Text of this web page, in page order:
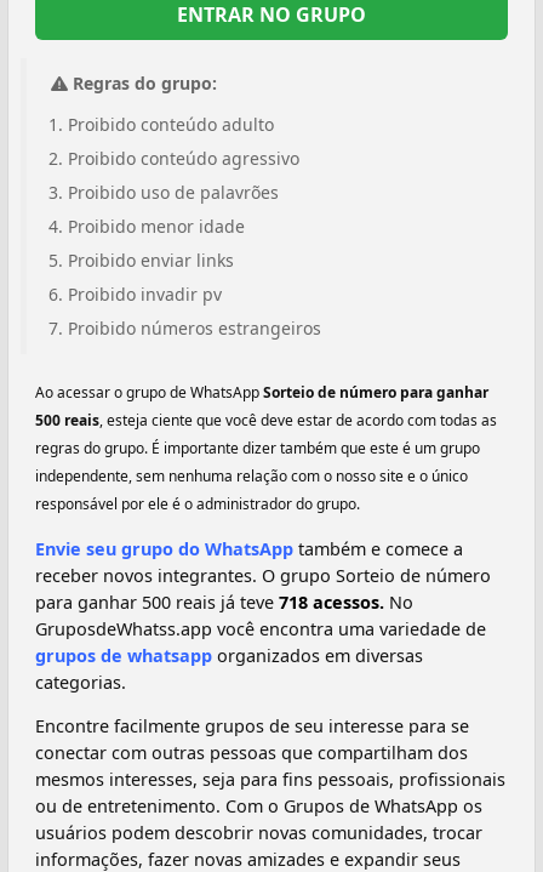
ENTRAR NO GRUPO
Regras do grupo:
Proibido conteúdo adulto
Proibido conteúdo agressivo
Proibido uso de palavrões
Proibido menor idade
Proibido enviar links
Proibido invadir pv
Proibido números estrangeiros
Ao acessar o grupo de WhatsAppSorteio de número para ganhar
500 reais, esteja ciente que você deve estar de acordo com todas as
regras do grupo. É importante dizer também que este é um grupo
independente, sem nenhuma relação com o nosso site e o único
responsável por ele é o administrador do grupo.
Envie seu grupo do WhatsApp também e comece a
receber novos integrantes. O grupo Sorteio de número
para ganhar 500 reais já teve 718 acessos. No
GruposdeWhatss.app você encontra uma variedade de
grupos de whatsapp organizados em diversas
categorias.
Encontre facilmente grupos de seu interesse para se
conectar com outras pessoas que compartilham dos
mesmos interesses, seja para fins pessoais, profissionais
ou de entretenimento. Com o Grupos de WhatsApp os
usuários podem descobrir novas comunidades, trocar
informações, fazer novas amizades e expandir seus